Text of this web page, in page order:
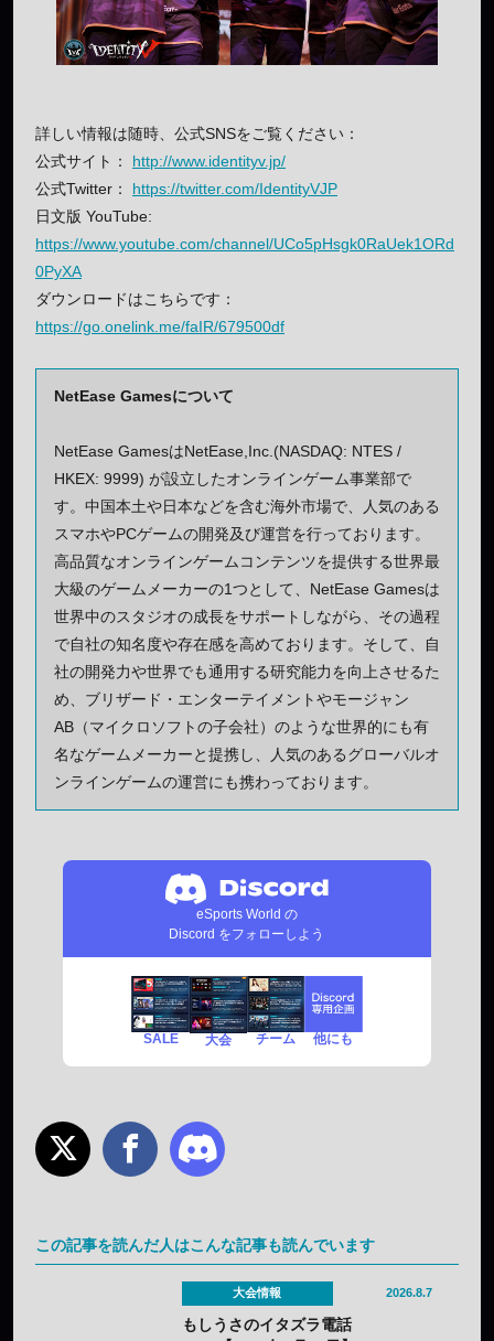
詳しい情報は随時、公式SNSをご覧ください：
公式サイト： http://www.identityv.jp/
公式Twitter： https://twitter.com/IdentityVJP
日文版 YouTube:
https://www.youtube.com/channel/UCo5pHsgk0RaUek1ORd
0PyXA
ダウンロードはこちらです：
https://go.onelink.me/faIR/679500df
NetEase Gamesについて
NetEase GamesはNetEase,Inc.(NASDAQ: NTES /
HKEX: 9999) が設立したオンラインゲーム事業部で
す。中国本土や日本などを含む海外市場で、人気のある
スマホやPCゲームの開発及び運営を行っております。
高品質なオンラインゲームコンテンツを提供する世界最
大級のゲームメーカーの1つとして、NetEase Gamesは
世界中のスタジオの成長をサポートしながら、その過程
で自社の知名度や存在感を高めております。そして、自
社の開発力や世界でも通用する研究能力を向上させるた
め、ブリザード・エンターテイメントやモージャン
AB（マイクロソフトの子会社）のような世界的にも有
名なゲームメーカーと提携し、人気のあるグローバルオ
ンラインゲームの運営にも携わっております。
eSports World の
Discord をフォローしよう
SALE 大会 チーム 他にも
この記事を読んだ人はこんな記事も読んでいます
大会情報 2026.8.7
もしうさのイタズラ電話